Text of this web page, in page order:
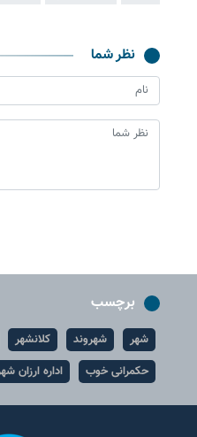
نظر شما
برچسب
شهر شهروند کلانشهر
حکمرانی خوب
اداره ارزان